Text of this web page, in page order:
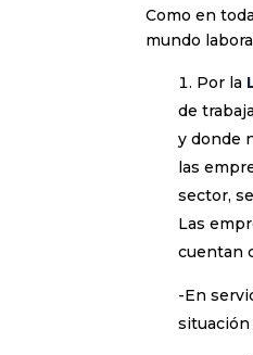
Como en
mundo
Por la
de
y donde
las
sector,
Las
cuentan
-En
situación